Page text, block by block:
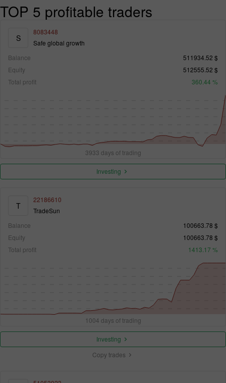
TOP 5 profitable traders
S
8083448
Safe global growth
Balance
511934.52 $
Equity
512555.52 $
Total profit
360.44 %
3933 days of trading
Investing
T
22186610
TradeSun
Balance
100663.78 $
Equity
100663.78 $
Total profit
1413.17 %
1004 days of trading
Investing
Copy trades